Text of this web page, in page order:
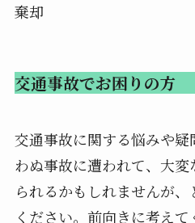
棄却
交通事故でお困りの方
交通事故に関する悩みや
わぬ事故に遭われて、大
られるかもしれませんが
ください。前向きに考え